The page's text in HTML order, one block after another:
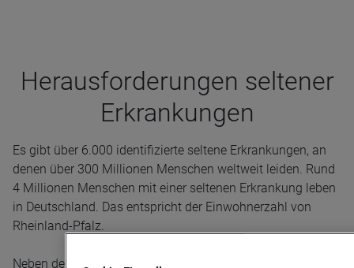
Her­aus­for­de­run­gen sel­te­ner
Erkran­kun­gen
Es gibt über 6.000 identifizierte seltene Erkrankungen, an
denen über 300 Millionen Menschen weltweit leiden. Rund
4 Millionen Menschen mit einer seltenen Erkrankung leben
in Deutschland. Das entspricht der Einwohnerzahl von
Rheinland-Pfalz.
Neben der Behandlung ist der Weg zur richtigen Diagnose